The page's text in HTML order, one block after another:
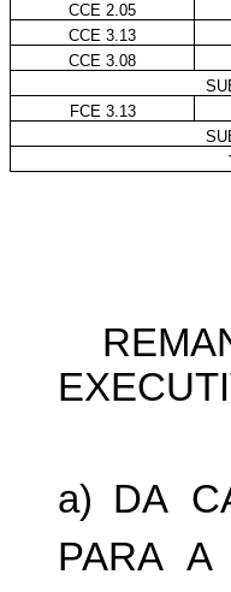
CCE 2.05
CCE 3.13
CCE 3.08
FCE 3.13
a) DA
PARA A